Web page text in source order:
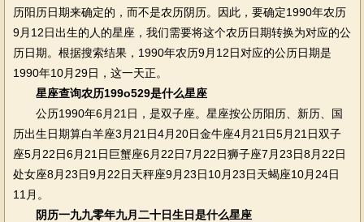
历阳历日期来确定的，而不是农历阴历。因此，要确定1990年农历
9月12日出生的人的星座，我们需要将这个农历日期转换为对应的公
历日期。根据搜索结果，1990年农历9月12日对应的公历日期是
1990年10月29日，这一天正。
星座查询农历199o529是什么星座
公历1990年6月21日，是双子座。星座按公历阳历、新历、国
历出生日期算白羊座3月21日4月20日金牛座4月21日5月21日双子
座5月22日6月21日巨蟹座6月22日7月22日狮子座7月23日8月22日
处女座8月23日9月22日天秤座9月23日10月23日天蝎座10月24日
11月。
阴历一九九零年九月二十日生日是什么星座